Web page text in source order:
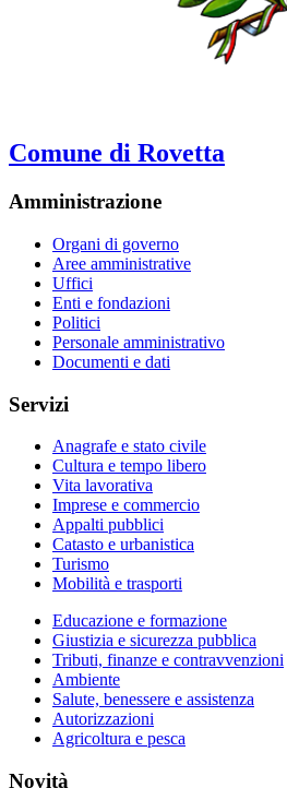
Comune di Rovetta
Amministrazione
Organi di governo
Aree amministrative
Uffici
Enti e fondazioni
Politici
Personale amministrativo
Documenti e dati
Servizi
Anagrafe e stato civile
Cultura e tempo libero
Vita lavorativa
Imprese e commercio
Appalti pubblici
Catasto e urbanistica
Turismo
Mobilità e trasporti
Educazione e formazione
Giustizia e sicurezza pubblica
Tributi, finanze e contravvenzioni
Ambiente
Salute, benessere e assistenza
Autorizzazioni
Agricoltura e pesca
Novità